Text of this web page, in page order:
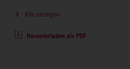
Alle anzeigen
Herunterladen als PDF